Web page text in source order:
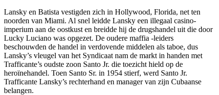
Lansky en Batista vestigden zich in Hollywood, Florida, net ten
noorden van Miami. Al snel leidde Lansky een illegaal casino-
imperium aan de oostkust en breidde hij de drugshandel uit die door
Lucky Luciano was opgezet. De oudere maffia -leiders
beschouwden de handel in verdovende middelen als taboe, dus
Lansky’s vleugel van het Syndicaat nam de markt in handen met
Trafficante’s oudste zoon Santo Jr. die toezicht hield op de
heroïnehandel. Toen Santo Sr. in 1954 stierf, werd Santo Jr.
Trafficante Lansky’s rechterhand en manager van zijn Cubaanse
belangen.